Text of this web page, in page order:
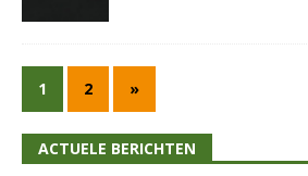
1 2 »
ACTUELE BERICHTEN